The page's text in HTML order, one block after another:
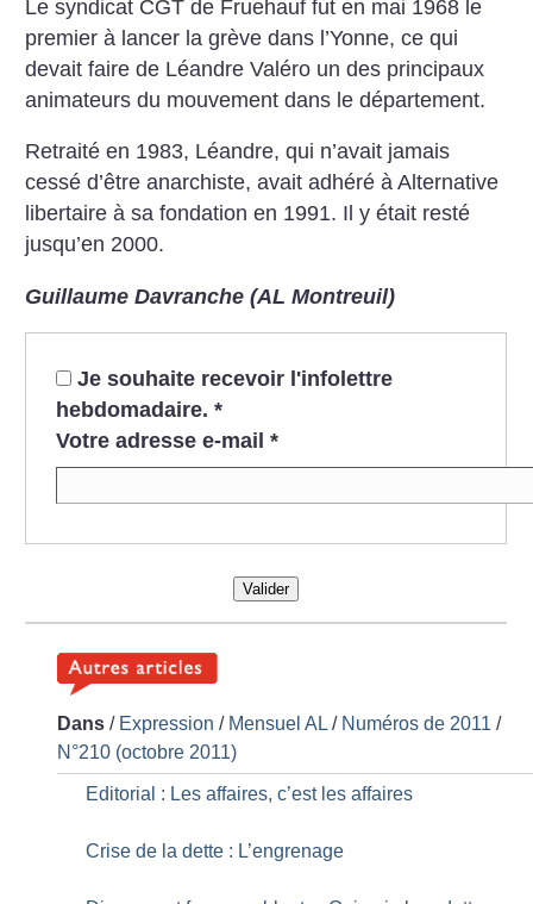
Le syndicat CGT de Fruehauf fut en mai 1968 le
premier à lancer la grève dans l’Yonne, ce qui
devait faire de Léandre Valéro un des principaux
animateurs du mouvement dans le département.
Retraité en 1983, Léandre, qui n’avait jamais
cessé d’être anarchiste, avait adhéré à Alternative
libertaire à sa fondation en 1991. Il y était resté
jusqu’en 2000.
Guillaume Davranche (AL Montreuil)
Je souhaite recevoir l'infolettre
hebdomadaire. *
Votre adresse e-mail *
Valider
Dans / Expression / Mensuel AL / Numéros de 2011 /
N°210 (octobre 2011)
Editorial : Les affaires, c’est les affaires
Crise de la dette : L’engrenage